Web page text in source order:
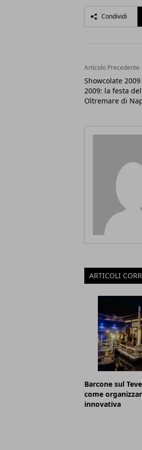
Condividi
Articolo Precedente
Showcolate
2009: la festa
Oltremare di
ARTICOLI
Barcone sul
come
innovativa